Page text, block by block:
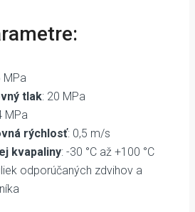
MPa
tlak: 20 MPa
MPa
rýchlosť: 0,5 m/s
kvapaliny: -30 °C až +100 °C
odporúčaných zdvihov a